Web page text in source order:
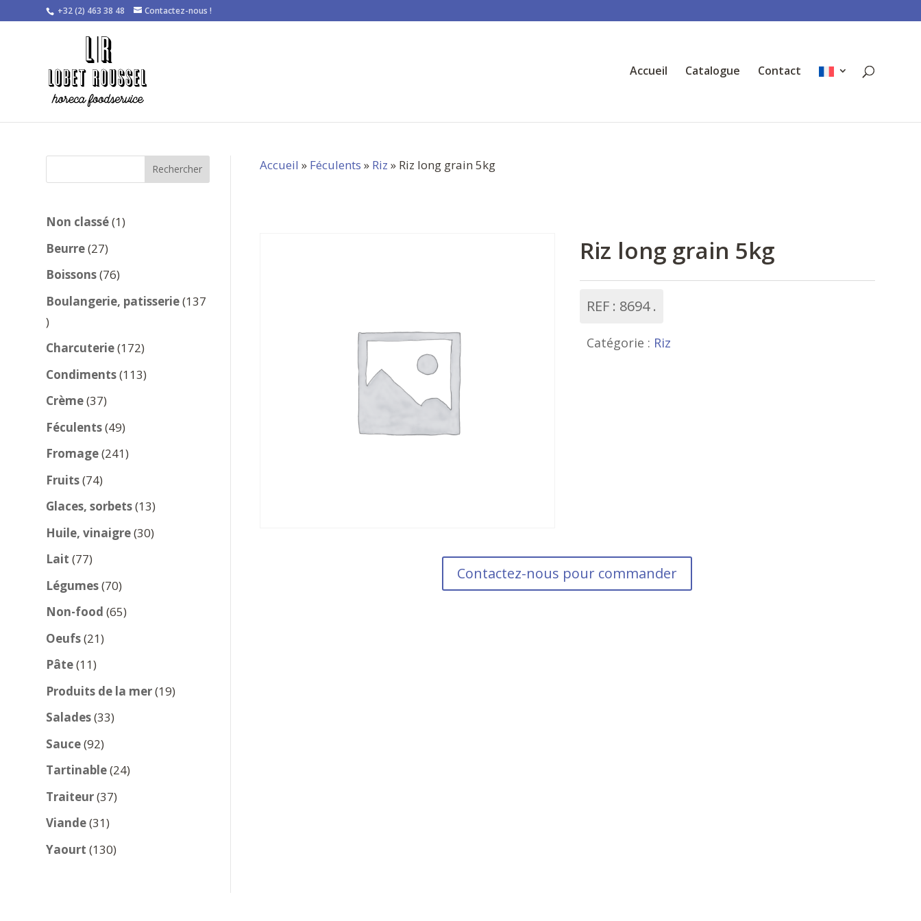
+32 (2) 463 38 48 Contactez-nous !
Accueil Catalogue Contact
Rechercher
Non classé 11
Beurre 2727
produits
Boissons 7676
produits
Boulangerie, patisserie 137
137
produits
Charcuterie 172172
produits
Condiments 113113
Crème 3737
produits
Féculents 4949
produits
Fromage 241241
Fruits 7474
produits
Glaces, sorbets 1313
produits
Huile, vinaigre 3030
Lait 7777
produits
Légumes 7070
produits
Non-food 6565
Oeufs 2121
Pâte 1111
produits
Produits de la mer 1919
Salades 3333
Sauce 9292
produits
Tartinable 2424
Traiteur 3737
Viande 3131
produits
Yaourt 130130
Accueil » Féculents » Riz » Riz long grain 5kg
Riz long grain 5kg
REF : 8694
Catégorie : Riz
Contactez-nous pour commander